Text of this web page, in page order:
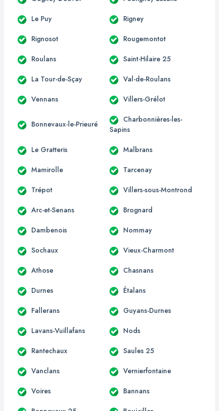
Le Puy Rigney
Rignosot Rougemontot
Roulans Saint-Hilaire 25
La Tour-de-Sçay Val-de-Roulans
Vennans Villers-Grélot
Bonnevaux-le-Prieuré
Charbonnières-les-
Sapins
Le Gratteris Malbrans
Mamirolle Tarcenay
Trépot Villers-sous-Montrond
Arc-et-Senans Brognard
Dambenois Nommay
Sochaux Vieux-Charmont
Athose Chasnans
Durnes Étalans
Fallerans Guyans-Durnes
Lavans-Vuillafans Nods
Rantechaux Saules 25
Vanclans Vernierfontaine
Voires Bannans